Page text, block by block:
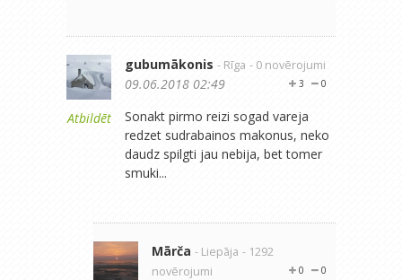
Atbildēt
gubumākonis - Rīga - 0 novērojumi
0
3
09.06.2018 02:49
Sonakt pirmo reizi sogad vareja
redzet sudrabainos makonus, neko
daudz spilgti jau nebija, bet tomer
smuki...
Mārča - Liepāja - 1292
novērojumi
0
0